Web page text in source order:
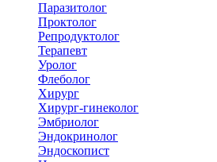
Паразитолог
Проктолог
Репродуктолог
Терапевт
Уролог
Флеболог
Хирург
Хирург-гинеколог
Эмбриолог
Эндокринолог
Эндоскопист